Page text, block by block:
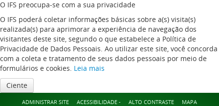
O IFS preocupa-se com a sua privacidade
O IFS poderá coletar informações básicas sobre a(s) visita(s)
realizada(s) para aprimorar a experiência de navegação dos
visitantes deste site, segundo o que estabelece a Política de
Privacidade de Dados Pessoais. Ao utilizar este site, você concorda
com a coleta e tratamento de seus dados pessoais por meio de
formulários e cookies. Leia mais
Ciente
ADMINISTRAR SITE ACESSIBILIDADE - ALTO CONTRASTE MAPA